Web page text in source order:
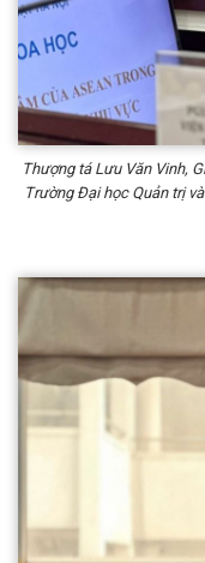
Thượng tá Lưu Văn Vinh,
Trường Đại học Quản trị